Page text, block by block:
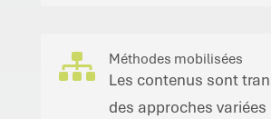
 Méthodes mobilisées
Les contenus sont
des approches variées